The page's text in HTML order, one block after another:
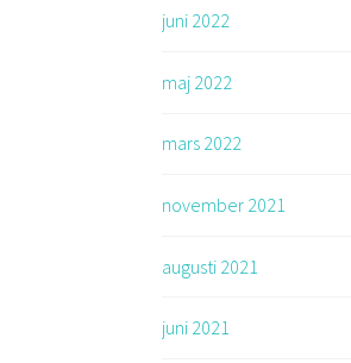
juni 2022
maj 2022
mars 2022
november 2021
augusti 2021
juni 2021